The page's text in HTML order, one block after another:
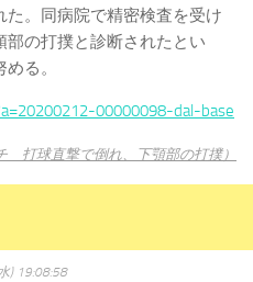
。同病院で精密検査を受け
の打撲と診断されたとい
る。
00000098-dal-base
打球直撃で倒れ、下顎部の打撲）
) 19:08:58